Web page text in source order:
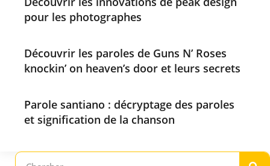
pour les photographes
Découvrir les paroles de Guns N’ Roses
knockin’ on heaven’s door et leurs secrets
Parole santiano : décryptage des paroles
et signification de la chanson